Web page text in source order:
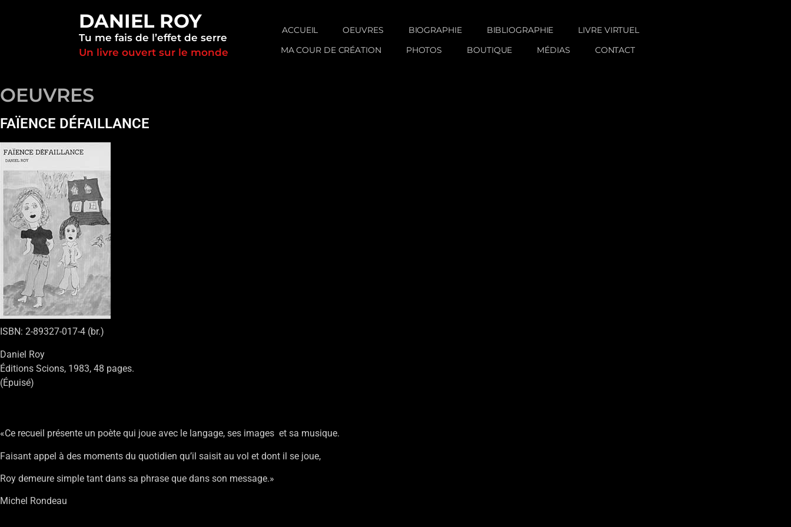
DANIEL ROY
Tu me fais de l’effet de serre
Un livre ouvert sur le monde
ACCUEIL OEUVRES BIOGRAPHIE BIBLIOGRAPHIE
LIVRE VIRTUEL
MA COUR DE CRÉATION
PHOTOS BOUTIQUE MÉDIAS CONTACT
OEUVRES
FAÏENCE DÉFAILLANCE
ISBN: 2-89327-017-4 (br.)
Daniel Roy
Éditions Scions, 1983, 48 pages.
(Épuisé)
«Ce recueil présente un poète qui joue avec le langage, ses images et sa musique.
Faisant appel à des moments du quotidien qu’il saisit au vol et dont il se joue,
Roy demeure simple tant dans sa phrase que dans son message.»
Michel Rondeau